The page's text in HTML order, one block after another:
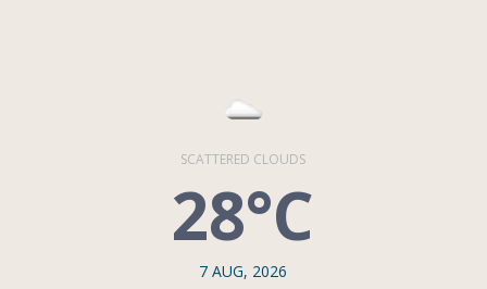
SCATTERED CLOUDS
28°C
7 AUG, 2026